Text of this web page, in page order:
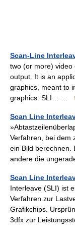
Scan-Line
two (or more) video
output. It is an
graphics, meant to
graphics. SLI… …
Scan Line
Verfahren, bei dem
ein Bild berechnen.
andere die
Scan Line
Interleave (SLI) ist
Verfahren zur
Grafikchips.
3dfx zur